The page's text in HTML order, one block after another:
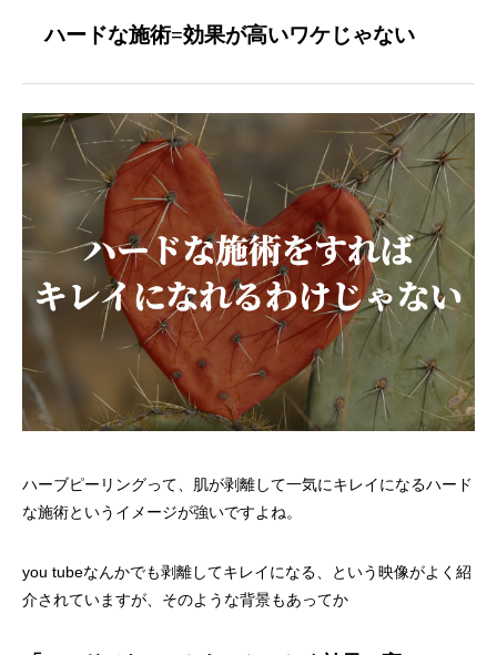
ハードな施術=効果が高いワケじゃない
ハーブピーリングって、肌が剥離して一気にキレイになるハード
な施術というイメージが強いですよね。
you tubeなんかでも剥離してキレイになる、という映像がよく紹
介されていますが、そのような背景もあってか